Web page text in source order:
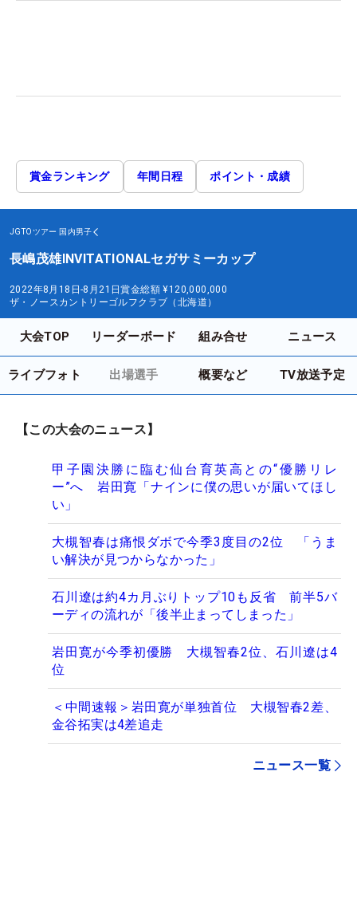
賞金ランキング 年間日程 ポイント・成績
JGTOツアー 国内男子
長嶋茂雄INVITATIONALセガサミーカップ
2022年8月18日-8月21日賞金総額 ¥120,000,000
ザ・ノースカントリーゴルフクラブ（北海道）
大会TOP リーダーボード 組み合せ ニュース
ライブフォト 出場選手 概要など TV放送予定
【この大会のニュース】
甲子園決勝に臨む仙台育英高との“優勝リレ
ー”へ 岩田寛「ナインに僕の思いが届いてほし
い」
大槻智春は痛恨ダボで今季3度目の2位 「うま
い解決が見つからなかった」
石川遼は約4カ月ぶりトップ10も反省 前半5バ
ーディの流れが「後半止まってしまった」
岩田寛が今季初優勝 大槻智春2位、石川遼は4
位
＜中間速報＞岩田寛が単独首位 大槻智春2差、
金谷拓実は4差追走
ニュース一覧